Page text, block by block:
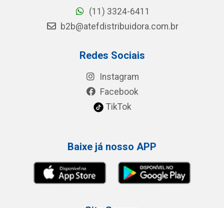
(11) 3324-6411
b2b@atefdistribuidora.com.br
Redes Sociais
Instagram
Facebook
TikTok
Baixe já nosso APP